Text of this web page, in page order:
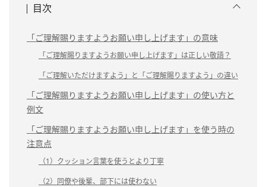
目次
「ご理解賜りますようお願い申し上げます」の意味
「ご理解賜りますようお願い申し上げます」は正しい敬語？
「ご理解いただけますよう」と「ご理解賜りますよう」の違い
「ご理解賜りますようお願い申し上げます」の使い方と
例文
「ご理解賜りますようお願い申し上げます」を使う時の
注意点
（1）クッション言葉を使うとより丁寧
（2）同僚や後輩、部下には使わない